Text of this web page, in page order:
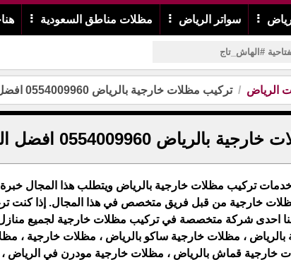
سواتر الرياض مظلات مناطق السعودية
الرياض تركيب مظلات خارجية بالرياض 0554009960 افضل المظلات في الرياض
0554009960 افضل المظلات في الرياض
تركيب مظلات خارجية بالرياض ويتطلب هذا المجال
خارجية من قبل فريق متخصص في هذا المجال. إذا كنت
احدى شركة متخصصة في تركيب مظلات خارجية لجميع
بالرياض ، مظلات خارجية ساكو بالرياض ، مظلات خارجية ،
خارجية قماش بالرياض ، مظلات خارجية مودرن في الرياض